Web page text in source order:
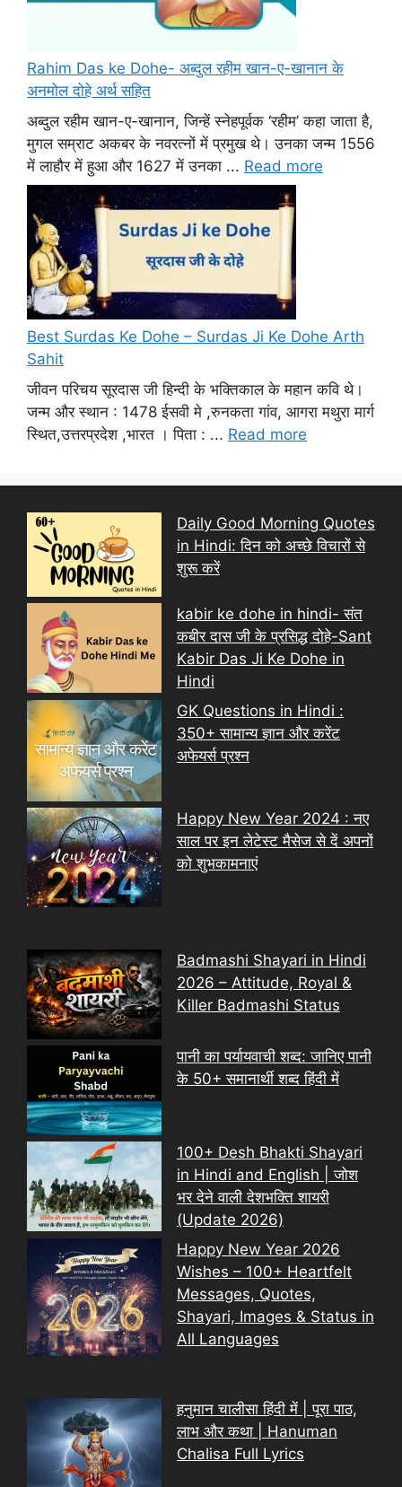
Rahim Das ke Dohe- अब्दुल रहीम खान-ए-खानान के
अनमोल दोहे अर्थ सहित
अब्दुल रहीम खान-ए-खानान, जिन्हें स्नेहपूर्वक ‘रहीम’ कहा जाता है,
मुगल सम्राट अकबर के नवरत्नों में प्रमुख थे। उनका जन्म 1556
में लाहौर में हुआ और 1627 में उनका ... Read more
Best Surdas Ke Dohe – Surdas Ji Ke Dohe Arth
Sahit
जीवन परिचय सूरदास जी हिन्दी के भक्तिकाल के महान कवि थे।
जन्म और स्थान : 1478 ईसवी मे ,रुनकता गांव, आगरा मथुरा मार्ग
स्थित,उत्तरप्रदेश ,भारत । पिता : ... Read more
Daily Good Morning Quotes
in Hindi: दिन को अच्छे विचारों से
शुरू करें
kabir ke dohe in hindi- संत
कबीर दास जी के प्रसिद्ध दोहे-Sant
Kabir Das Ji Ke Dohe in
Hindi
GK Questions in Hindi :
350+ सामान्य ज्ञान और करेंट
अफेयर्स प्रश्न
Happy New Year 2024 : नए
साल पर इन लेटेस्ट मैसेज से दें अपनों
को शुभकामनाएं
Badmashi Shayari in Hindi
2026 – Attitude, Royal &
Killer Badmashi Status
पानी का पर्यायवाची शब्द: जानिए पानी
के 50+ समानार्थी शब्द हिंदी में
100+ Desh Bhakti Shayari
in Hindi and English | जोश
भर देने वाली देशभक्ति शायरी
(Update 2026)
Happy New Year 2026
Wishes – 100+ Heartfelt
Messages, Quotes,
Shayari, Images & Status in
All Languages
हनुमान चालीसा हिंदी में | पूरा पाठ,
लाभ और कथा | Hanuman
Chalisa Full Lyrics